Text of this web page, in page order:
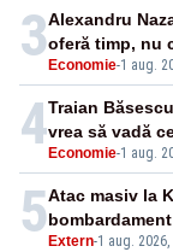
3 Economie-1 aug.
Alexandru
oferă timp, nu
4 Economie-1 aug.
Traian
vrea să vadă
5 Extern-1 aug. 2026,
Atac masiv la